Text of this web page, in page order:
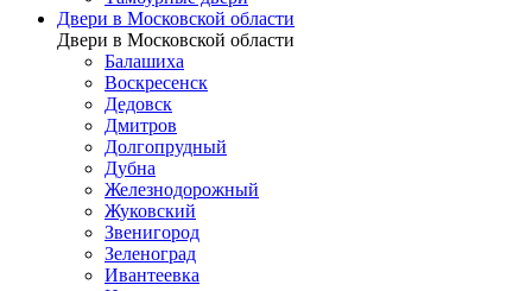
Двери в Московской области
Двери в Московской области
Балашиха
Воскресенск
Дедовск
Дмитров
Долгопрудный
Дубна
Железнодорожный
Жуковский
Звенигород
Зеленоград
Ивантеевка